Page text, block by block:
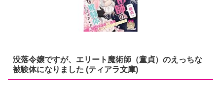
没落令嬢ですが、エリート魔術師（童貞）のえっちな
被験体になりました (ティアラ文庫)